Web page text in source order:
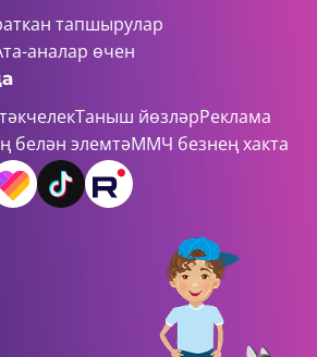
тапшырулар
аналар өчен
Таныш йөзләрРеклама
белән элемтәММЧ безнең хакта